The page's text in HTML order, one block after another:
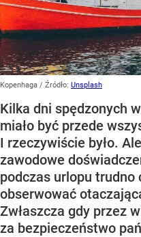
Kopenhaga / Źródło: Unsplash
Kilka dni spędzonych
miało być przede
I rzeczywiście było.
zawodowe
podczas urlopu trudno
obserwować
Zwłaszcza gdy przez
za bezpieczeństwo